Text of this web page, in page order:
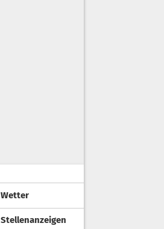
Wetter
Stellenanzeigen